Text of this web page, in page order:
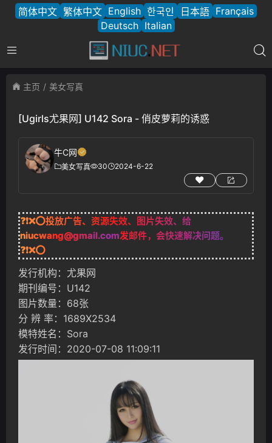
简体中文 繁体中文 English 한국인 日本語 Français
Deutsch Italian
主页 美女写真
[Ugirls尤果网] U142 Sora - 俏皮萝莉的诱惑
牛C网
美女写真 30 2024-6-22
❓❗❌⭕投放广告、资源失效、图片失效、给
niucwang@gmail.com发邮件，会快速解决问题。
❓❗❌⭕
发行机构：尤果网
期刊编号：U142
图片数量：68张
分 辨 率：1689X2534
模特姓名：Sora
发行时间：2020-07-08 11:09:11